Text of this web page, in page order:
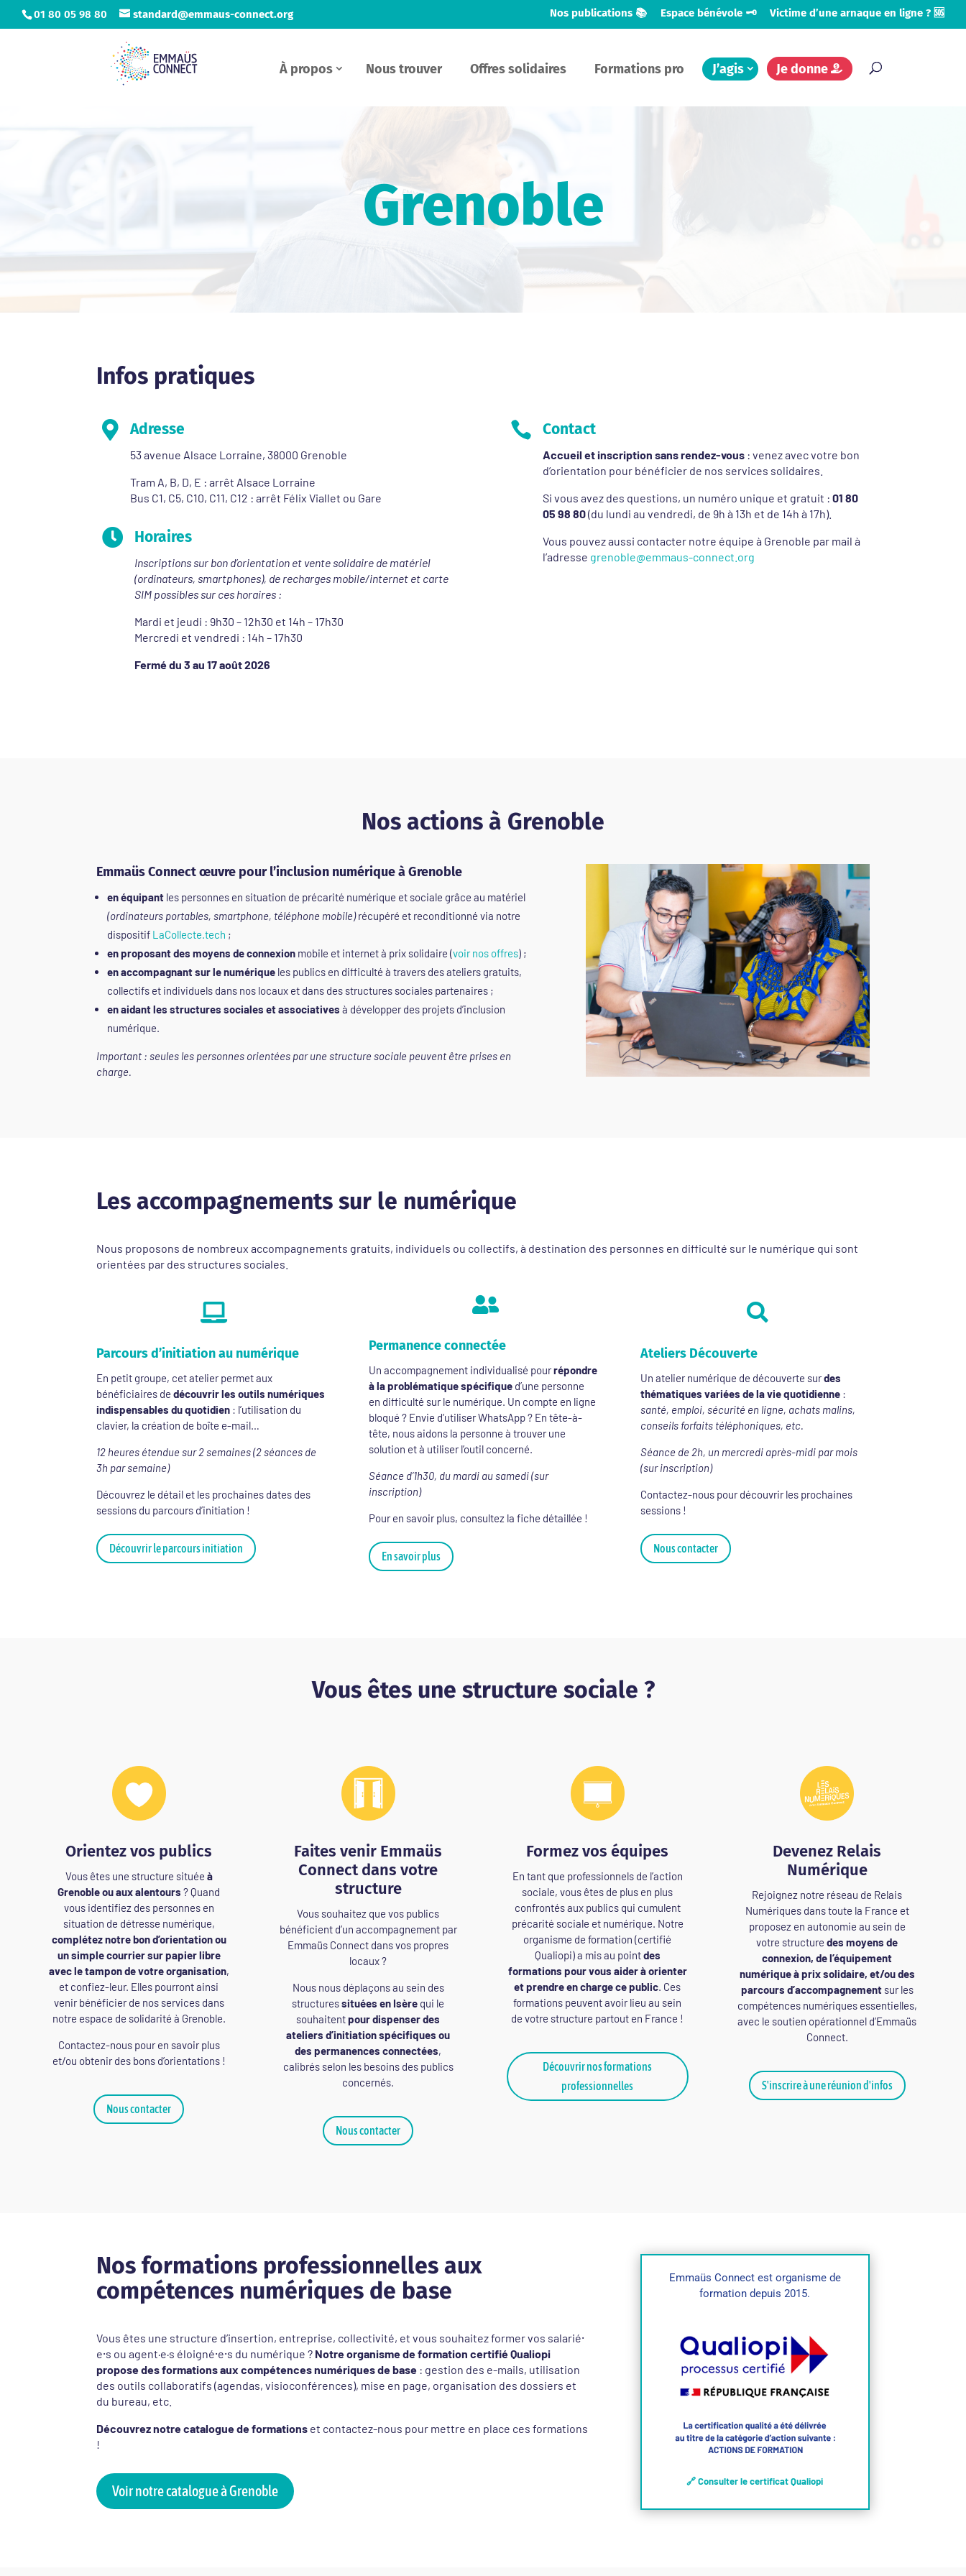
01 80 05 98 80 standard@emmaus-connect.org Nos publications 📚 Espace bénévole 🗝️ Victime d’une arnaque en ligne ? 🆘
À propos Nous trouver Offres solidaires Formations pro J’agis Je donne
Grenoble
Infos pratiques
 Adresse
53 avenue Alsace Lorraine, 38000 Grenoble
Tram A, B, D, E : arrêt Alsace Lorraine
Bus C1, C5, C10, C11, C12 : arrêt Félix Viallet ou Gare
 Horaires
Inscriptions sur bon d’orientation et vente solidaire de matériel
(ordinateurs, smartphones), de recharges mobile/internet et carte
SIM possibles sur ces horaires :
Mardi et jeudi : 9h30 – 12h30 et 14h – 17h30
Mercredi et vendredi : 14h – 17h30
Fermé du 3 au 17 août 2026
 Contact
Accueil et inscription sans rendez-vous: venez avec votre bon
d’orientation pour bénéficier de nos services solidaires.
Si vous avez des questions, un numéro unique et gratuit : 01 80
05 98 80(du lundi au vendredi, de 9h à 13h et de 14h à 17h).
Vous pouvez aussi contacter notre équipe à Grenoble par mail à
l’adresse grenoble@emmaus-connect.org
Nos actions à Grenoble
Emmaüs Connect œuvre pour l’inclusion numérique à Grenoble
en équipant les personnes en situation de précarité numérique et sociale grâce au matériel
(ordinateurs portables, smartphone, téléphone mobile)récupéré et reconditionné via notre
dispositif LaCollecte.tech ;
en proposant des moyens de connexion mobile et internet à prix solidaire (voir nos offres) ;
en accompagnant sur le numérique les publics en difficulté à travers des ateliers gratuits,
collectifs et individuels dans nos locaux et dans des structures sociales partenaires ;
en aidant les structures sociales et associatives à développer des projets d’inclusion
numérique.
Important : seules les personnes orientées par une structure sociale peuvent être prises en
charge.
Les accompagnements sur le numérique
Nous proposons de nombreux accompagnements gratuits, individuels ou collectifs, à destination des personnes en difficulté sur le numérique qui sont
orientées par des structures sociales.

Parcours d’initiation au numérique
En petit groupe, cet atelier permet aux
bénéficiaires de découvrir les outils numériques
indispensables du quotidien : l’utilisation du
clavier, la création de boîte e-mail…
12 heures étendue sur 2 semaines (2 séances de
3h par semaine)
Découvrez le détail et les prochaines dates des
sessions du parcours d’initiation !
Découvrir le parcours initiation

Permanence connectée
Un accompagnement individualisé pourrépondre
à la problématique spécifiqued’une personne
en difficulté sur le numérique. Un compte en ligne
bloqué ? Envie d’utiliser WhatsApp ? En tête-à-
tête, nous aidons la personne à trouver une
solution et à utiliser l’outil concerné.
Séance d’1h30, du mardi au samedi (sur
inscription)
Pour en savoir plus, consultez la fiche détaillée !
En savoir plus

Ateliers Découverte
Un atelier numérique de découverte surdes
thématiques variées de la vie quotidienne:
santé, emploi, sécurité en ligne, achats malins,
conseils forfaits téléphoniques, etc.
Séance de 2h, un mercredi après-midi par mois
(sur inscription)
Contactez-nous pour découvrir les prochaines
sessions !
Nous contacter
Vous êtes une structure sociale ?
Orientez vos publics
Vous êtes une structure située à
Grenoble ou aux alentours ? Quand
vous identifiez des personnes en
situation de détresse numérique,
complétez notre bon d’orientation ou
un simple courrier sur papier libre
avec le tampon de votre organisation,
et confiez-leur. Elles pourront ainsi
venir bénéficier de nos services dans
notre espace de solidarité à Grenoble.
Contactez-nous pour en savoir plus
et/ou obtenir des bons d’orientations !
Nous contacter
Faites venir Emmaüs
Connect dans votre
structure
Vous souhaitez que vos publics
bénéficient d’un accompagnement par
Emmaüs Connect dans vos propres
locaux ?
Nous nous déplaçons au sein des
structuressituées en Isère qui le
souhaitentpour dispenser des
ateliers d’initiation spécifiques ou
des permanences connectées,
calibrés selon les besoins des publics
concernés.
Nous contacter
Formez vos équipes
En tant que professionnels de l’action
sociale, vous êtes de plus en plus
confrontés aux publics qui cumulent
précarité sociale et numérique. Notre
organisme de formation (certifié
Qualiopi) a mis au pointdes
formations pour vous aiderà orienter
et prendre en charge ce public. Ces
formations peuvent avoir lieu au sein
de votre structure partout en France !
Découvrir nos formations
professionnelles
Devenez Relais
Numérique
Rejoignez notre réseau de Relais
Numériques dans toute la France et
proposez en autonomie au sein de
votre structure des moyens de
connexion, de l’équipement
numérique à prix solidaire, et/ou des
parcours d’accompagnementsur les
compétences numériques essentielles,
avec le soutien opérationnel d’Emmaüs
Connect.
S'inscrire à une réunion d'infos
Nos formations professionnelles aux
compétences numériques de base
Vous êtes une structure d’insertion, entreprise, collectivité, et vous souhaitez former vos salarié⸱
e⸱s ou agent·e·s éloigné⸱e⸱s du numérique ? Notre organisme de formation certifié Qualiopi
propose des formations aux compétences numériques de base : gestion des e-mails, utilisation
des outils collaboratifs (agendas, visioconférences), mise en page, organisation des dossiers et
du bureau, etc.
Découvrez notre catalogue de formations et contactez-nous pour mettre en place ces formations
!
Voir notre catalogue à Grenoble
Emmaüs Connect est organisme de
formation depuis 2015.
🔗 Consulter le certificat Qualiopi